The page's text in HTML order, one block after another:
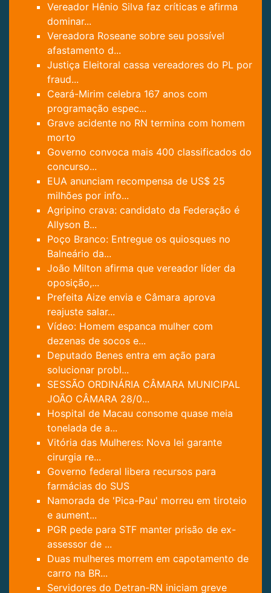
Vereador Hênio Silva faz críticas e afirma
dominar...
Vereadora Roseane sobre seu possível
afastamento d...
Justiça Eleitoral cassa vereadores do PL por
fraud...
Ceará-Mirim celebra 167 anos com
programação espec...
Grave acidente no RN termina com homem
morto
Governo convoca mais 400 classificados do
concurso...
EUA anunciam recompensa de US$ 25
milhões por info...
Agripino crava: candidato da Federação é
Allyson B...
Poço Branco: Entregue os quiosques no
Balneário da...
João Milton afirma que vereador líder da
oposição,...
Prefeita Aize envia e Câmara aprova
reajuste salar...
Vídeo: Homem espanca mulher com
dezenas de socos e...
Deputado Benes entra em ação para
solucionar probl...
SESSÃO ORDINÁRIA CÂMARA MUNICIPAL
JOÃO CÂMARA 28/0...
Hospital de Macau consome quase meia
tonelada de a...
Vitória das Mulheres: Nova lei garante
cirurgia re...
Governo federal libera recursos para
farmácias do SUS
Namorada de 'Pica-Pau' morreu em tiroteio
e aument...
PGR pede para STF manter prisão de ex-
assessor de ...
Duas mulheres morrem em capotamento de
carro na BR...
Servidores do Detran-RN iniciam greve